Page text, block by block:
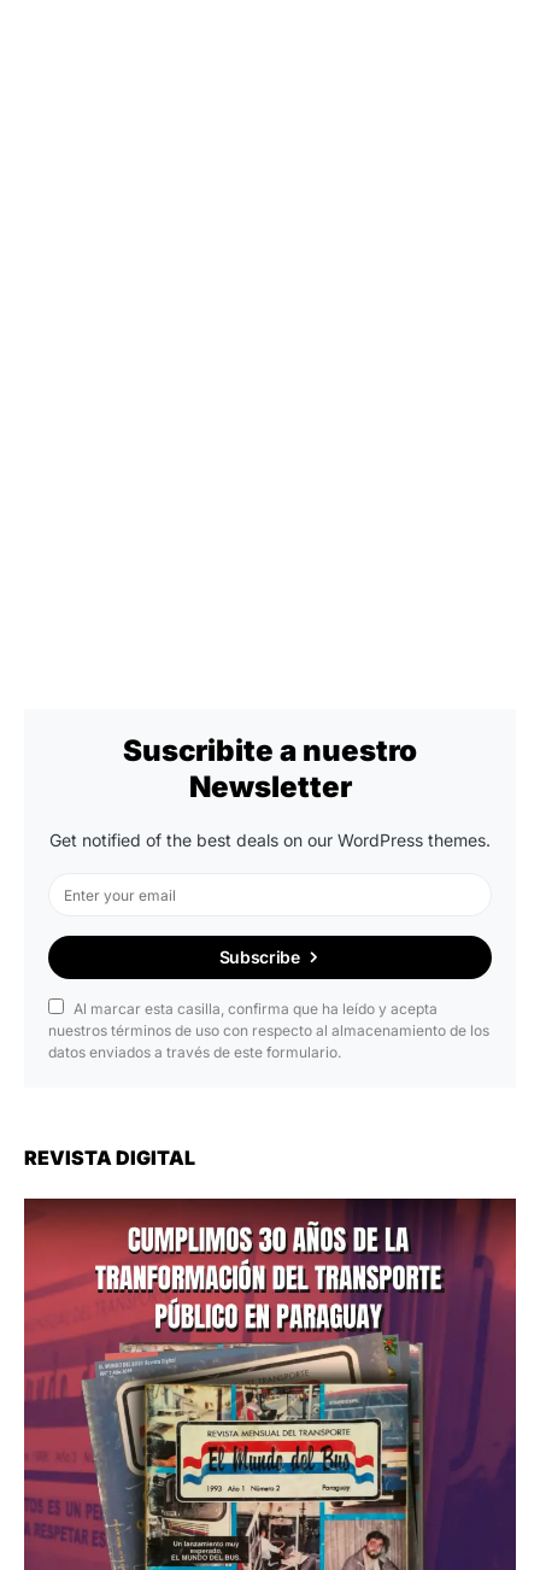
Suscribite a nuestro
Newsletter
Get notified of the best deals on our WordPress themes.
Subscribe
Al marcar esta casilla, confirma que ha leído y acepta
nuestros términos de uso con respecto al almacenamiento de los
datos enviados a través de este formulario.
REVISTA DIGITAL